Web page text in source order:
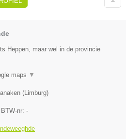
Heppen, maar wel in de provincie
maps ▼
(Limburg)
, BTW-nr: -